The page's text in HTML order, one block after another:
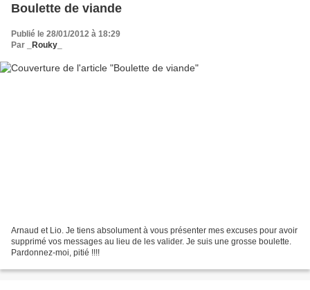
Boulette de viande
Publié le 28/01/2012 à 18:29
Par
_Rouky_
Arnaud et Lio. Je tiens absolument à vous présenter mes excuses pour avoir
supprimé vos messages au lieu de les valider. Je suis une grosse boulette.
Pardonnez-moi, pitié !!!!